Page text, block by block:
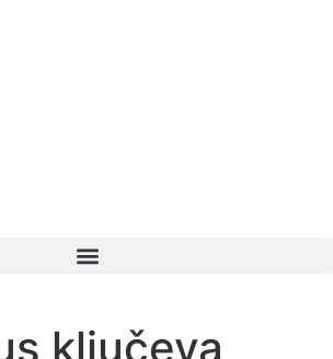
ključeva